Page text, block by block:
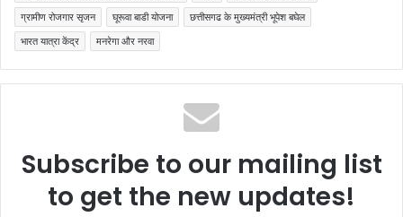
ग्रामीण रोजगार सृजन
घूरूवा बाडी योजना
छत्तीसगढ के मुख्यमंत्री भूपेश बघेल
भारत यात्रा केंद्र
मनरेगा और नरवा
Subscribe to our mailing list
to get the new updates!